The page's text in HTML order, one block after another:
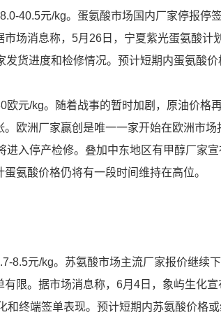
40.5元/kg。蛋氨酸市场国内厂家停报停
场消息称，5月26日，宁夏紫光蛋氨酸计
货进度和检修情况。预计短期内蛋氨酸价
欧元/kg。随着战事的暂时加剧，原油价格
欧洲厂家赢创是唯一一家开始在欧洲市
进入停产检修。叠加中东地区有甲醇厂家
氨酸价格仍将有一段时间维持在高位。
8.5元/kg。苏氨酸市场主流厂家报价继续
限。据市场消息称，6月4日，象屿生化
和终端签单表现。预计短期内苏氨酸价格或